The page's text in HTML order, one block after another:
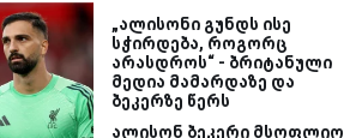
„ალისონი გუნდს ისე
სჭირდება, როგორც
არასდროს“ - ბრიტანული
მედია მამარდაზე და
ბეკერზე წერს
ალისონ ბეკერი მსოფლიო